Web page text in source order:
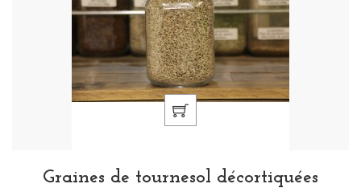
Graines de tournesol décortiquées